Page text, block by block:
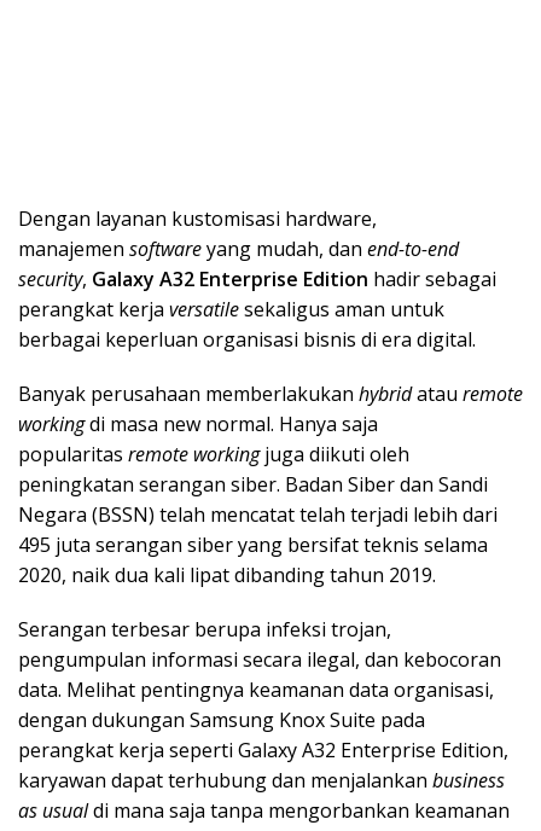
Dengan layanan kustomisasi hardware,
manajemen softwareyang mudah, dan end-to-end
security, Galaxy A32 Enterprise Edition hadir sebagai
perangkat kerja versatilesekaligus aman untuk
berbagai keperluan organisasi bisnis di era digital.
Banyak perusahaan memberlakukan hybridatau remote
workingdi masa new normal. Hanya saja
popularitas remote workingjuga diikuti oleh
peningkatan serangan siber. Badan Siber dan Sandi
Negara (BSSN) telah mencatat telah terjadi lebih dari
495 juta serangan siber yang bersifat teknis selama
2020, naik dua kali lipat dibanding tahun 2019.
Serangan terbesar berupa infeksi trojan,
pengumpulan informasi secara ilegal, dan kebocoran
data. Melihat pentingnya keamanan data organisasi,
dengan dukungan Samsung Knox Suite pada
perangkat kerja seperti Galaxy A32 Enterprise Edition,
karyawan dapat terhubung dan menjalankan business
as usualdi mana saja tanpa mengorbankan keamanan